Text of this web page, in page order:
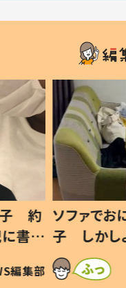
歳息
？」
編集部
小1から不
ッド」だ
作り続ける
#令和の子
SNSで話題